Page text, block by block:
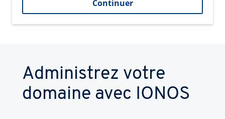
Continuer
Administrez votre
domaine avec IONOS